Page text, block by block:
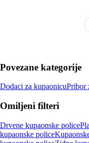
Povezane kategorije
Dodaci za kupaonicuPribor
Omiljeni filteri
Drvene kupaonske police
kupaonske police